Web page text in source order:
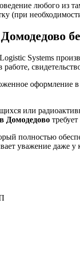
любого из
(при
Systems
оформление
или
в Домодедово
полностью
уважение даже у